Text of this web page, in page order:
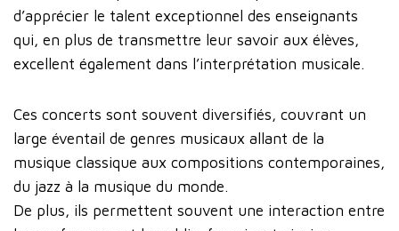
d’apprécier le talent exceptionnel des enseignants
qui, en plus de transmettre leur savoir aux élèves,
excellent également dans l’interprétation musicale.
Ces concerts sont souvent diversifiés, couvrant un
large éventail de genres musicaux allant de la
musique classique aux compositions contemporaines,
du jazz à la musique du monde.
De plus, ils permettent souvent une interaction entre